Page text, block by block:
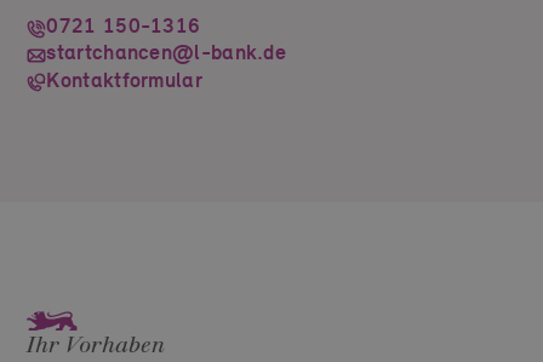
0721 150-1316
startchancen@l-bank.de
Kontaktformular
Ihr Vorhaben